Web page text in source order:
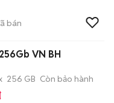
bán
VN BH
256 GB Còn bảo hành